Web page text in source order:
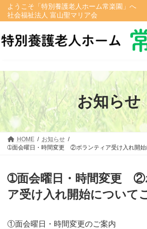
ン
ツ
キ
ッ
プ
ー
シ
に
移
動
ようこそ「特別養護老人ホーム常楽園」へ
社会福祉法人 富山聖マリア会
お知らせ
HOME
お知らせ
➀面会曜日・時間変更 ②ボランティア受け入れ開始
➀面会曜日・時間変更 ②
ア受け入れ開始について
①面会曜日・時間変更のご案内